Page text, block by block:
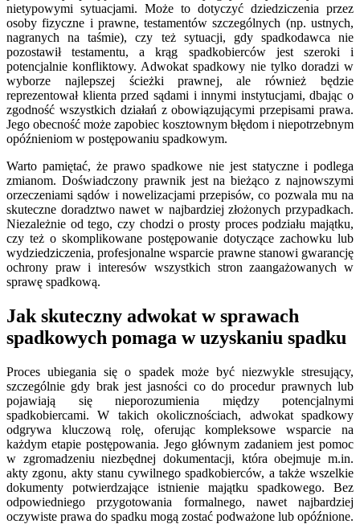
nietypowymi sytuacjami. Może to dotyczyć dziedziczenia przez
osoby fizyczne i prawne, testamentów szczególnych (np. ustnych,
nagranych na taśmie), czy też sytuacji, gdy spadkodawca nie
pozostawił testamentu, a krąg spadkobierców jest szeroki i
potencjalnie konfliktowy. Adwokat spadkowy nie tylko doradzi w
wyborze najlepszej ścieżki prawnej, ale również będzie
reprezentował klienta przed sądami i innymi instytucjami, dbając o
zgodność wszystkich działań z obowiązującymi przepisami prawa.
Jego obecność może zapobiec kosztownym błędom i niepotrzebnym
opóźnieniom w postępowaniu spadkowym.
Warto pamiętać, że prawo spadkowe nie jest statyczne i podlega
zmianom. Doświadczony prawnik jest na bieżąco z najnowszymi
orzeczeniami sądów i nowelizacjami przepisów, co pozwala mu na
skuteczne doradztwo nawet w najbardziej złożonych przypadkach.
Niezależnie od tego, czy chodzi o prosty proces podziału majątku,
czy też o skomplikowane postępowanie dotyczące zachowku lub
wydziedziczenia, profesjonalne wsparcie prawne stanowi gwarancję
ochrony praw i interesów wszystkich stron zaangażowanych w
sprawę spadkową.
Jak skuteczny adwokat w sprawach
spadkowych pomaga w uzyskaniu spadku
Proces ubiegania się o spadek może być niezwykle stresujący,
szczególnie gdy brak jest jasności co do procedur prawnych lub
pojawiają się nieporozumienia między potencjalnymi
spadkobiercami. W takich okolicznościach, adwokat spadkowy
odgrywa kluczową rolę, oferując kompleksowe wsparcie na
każdym etapie postępowania. Jego głównym zadaniem jest pomoc
w zgromadzeniu niezbędnej dokumentacji, która obejmuje m.in.
akty zgonu, akty stanu cywilnego spadkobierców, a także wszelkie
dokumenty potwierdzające istnienie majątku spadkowego. Bez
odpowiedniego przygotowania formalnego, nawet najbardziej
oczywiste prawa do spadku mogą zostać podważone lub opóźnione.